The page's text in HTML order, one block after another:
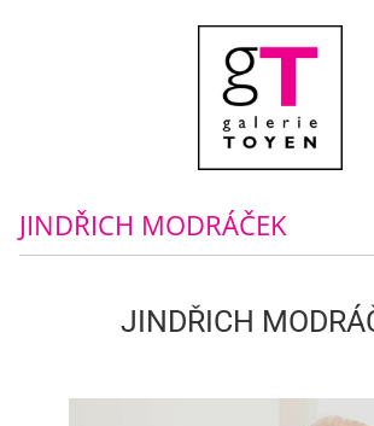
JINDŘICH MODRÁČEK
JINDŘICH